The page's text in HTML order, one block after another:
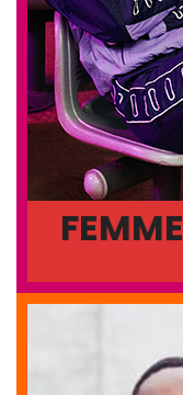
FEMME